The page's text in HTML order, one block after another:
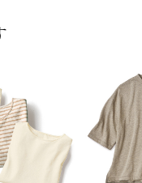
ヘリーハンセン
カンタベリー
金谷製靴